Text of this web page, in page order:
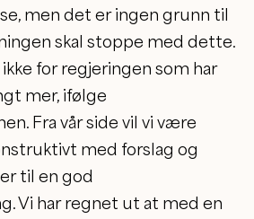
men det er ingen grunn til
skal stoppe med dette.
for regjeringen som har
mer, ifølge
Fra vår side vil vi være
med forslag og
til en god
Vi har regnet ut at med en